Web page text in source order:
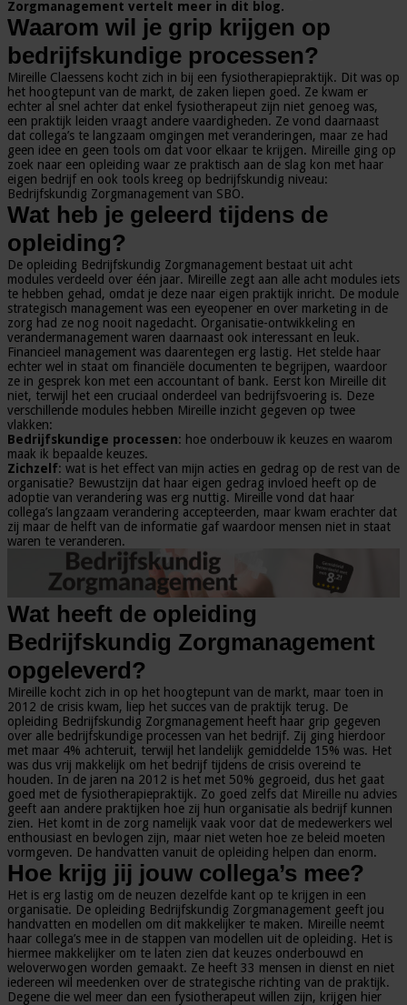
Zorgmanagement vertelt meer in dit blog.
Waarom wil je grip krijgen op
bedrijfskundige processen?
Mireille Claessens kocht zich in bij een fysiotherapiepraktijk. Dit was op
het hoogtepunt van de markt, de zaken liepen goed. Ze kwam er
echter al snel achter dat enkel fysiotherapeut zijn niet genoeg was,
een praktijk leiden vraagt andere vaardigheden. Ze vond daarnaast
dat collega’s te langzaam omgingen met veranderingen, maar ze had
geen idee en geen tools om dat voor elkaar te krijgen. Mireille ging op
zoek naar een opleiding waar ze praktisch aan de slag kon met haar
eigen bedrijf en ook tools kreeg op bedrijfskundig niveau:
Bedrijfskundig Zorgmanagement van SBO.
Wat heb je geleerd tijdens de
opleiding?
De opleiding Bedrijfskundig Zorgmanagement bestaat uit acht
modules verdeeld over één jaar. Mireille zegt aan alle acht modules iets
te hebben gehad, omdat je deze naar eigen praktijk inricht. De module
strategisch management was een eyeopener en over marketing in de
zorg had ze nog nooit nagedacht. Organisatie-ontwikkeling en
verandermanagement waren daarnaast ook interessant en leuk.
Financieel management was daarentegen erg lastig. Het stelde haar
echter wel in staat om financiële documenten te begrijpen, waardoor
ze in gesprek kon met een accountant of bank. Eerst kon Mireille dit
niet, terwijl het een cruciaal onderdeel van bedrijfsvoering is. Deze
verschillende modules hebben Mireille inzicht gegeven op twee
vlakken:
Bedrijfskundige processen: hoe onderbouw ik keuzes en waarom
maak ik bepaalde keuzes.
Zichzelf: wat is het effect van mijn acties en gedrag op de rest van de
organisatie? Bewustzijn dat haar eigen gedrag invloed heeft op de
adoptie van verandering was erg nuttig. Mireille vond dat haar
collega’s langzaam verandering accepteerden, maar kwam erachter dat
zij maar de helft van de informatie gaf waardoor mensen niet in staat
waren te veranderen.
Wat heeft de opleiding
Bedrijfskundig Zorgmanagement
opgeleverd?
Mireille kocht zich in op het hoogtepunt van de markt, maar toen in
2012 de crisis kwam, liep het succes van de praktijk terug. De
opleiding Bedrijfskundig Zorgmanagement heeft haar grip gegeven
over alle bedrijfskundige processen van het bedrijf. Zij ging hierdoor
met maar 4% achteruit, terwijl het landelijk gemiddelde 15% was. Het
was dus vrij makkelijk om het bedrijf tijdens de crisis overeind te
houden. In de jaren na 2012 is het met 50% gegroeid, dus het gaat
goed met de fysiotherapiepraktijk. Zo goed zelfs dat Mireille nu advies
geeft aan andere praktijken hoe zij hun organisatie als bedrijf kunnen
zien. Het komt in de zorg namelijk vaak voor dat de medewerkers wel
enthousiast en bevlogen zijn, maar niet weten hoe ze beleid moeten
vormgeven. De handvatten vanuit de opleiding helpen dan enorm.
Hoe krijg jij jouw collega’s mee?
Het is erg lastig om de neuzen dezelfde kant op te krijgen in een
organisatie. De opleiding Bedrijfskundig Zorgmanagement geeft jou
handvatten en modellen om dit makkelijker te maken. Mireille neemt
haar collega’s mee in de stappen van modellen uit de opleiding. Het is
hiermee makkelijker om te laten zien dat keuzes onderbouwd en
weloverwogen worden gemaakt. Ze heeft 33 mensen in dienst en niet
iedereen wil meedenken over de strategische richting van de praktijk.
Degene die wel meer dan een fysiotherapeut willen zijn, krijgen hier